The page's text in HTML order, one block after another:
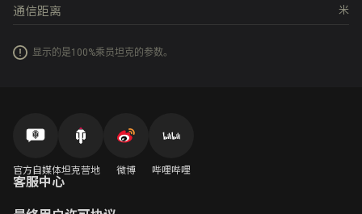
米
通信距离
显示的是100%乘员坦克的参数。
官方自媒体坦克营地 微博 哔哩哔哩
客服中心